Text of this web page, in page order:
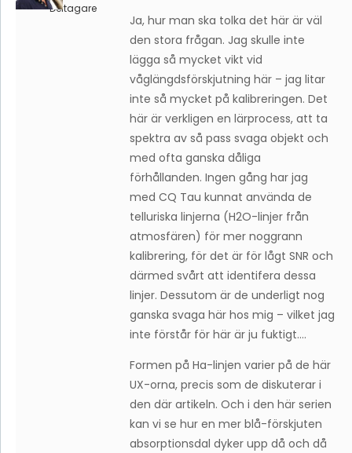
Deltagare
Ja, hur man ska tolka det här är väl
den stora frågan. Jag skulle inte
lägga så mycket vikt vid
våglängdsförskjutning här – jag litar
inte så mycket på kalibreringen. Det
här är verkligen en lärprocess, att ta
spektra av så pass svaga objekt och
med ofta ganska dåliga
förhållanden. Ingen gång har jag
med CQ Tau kunnat använda de
telluriska linjerna (H2O-linjer från
atmosfären) för mer noggrann
kalibrering, för det är för lågt SNR och
därmed svårt att identifera dessa
linjer. Dessutom är de underligt nog
ganska svaga här hos mig – vilket jag
inte förstår för här är ju fuktigt….
Formen på Ha-linjen varier på de här
UX-orna, precis som de diskuterar i
den där artikeln. Och i den här serien
kan vi se hur en mer blå-förskjuten
absorptionsdal dyker upp då och då